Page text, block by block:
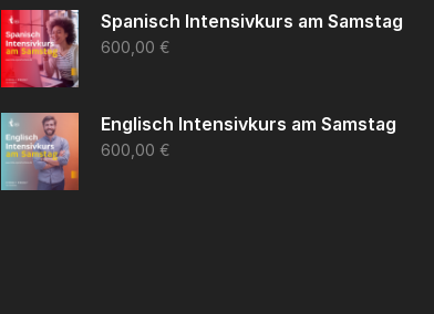
Spanisch Intensivkurs am Samstag
600,00 €
Englisch Intensivkurs am Samstag
600,00 €